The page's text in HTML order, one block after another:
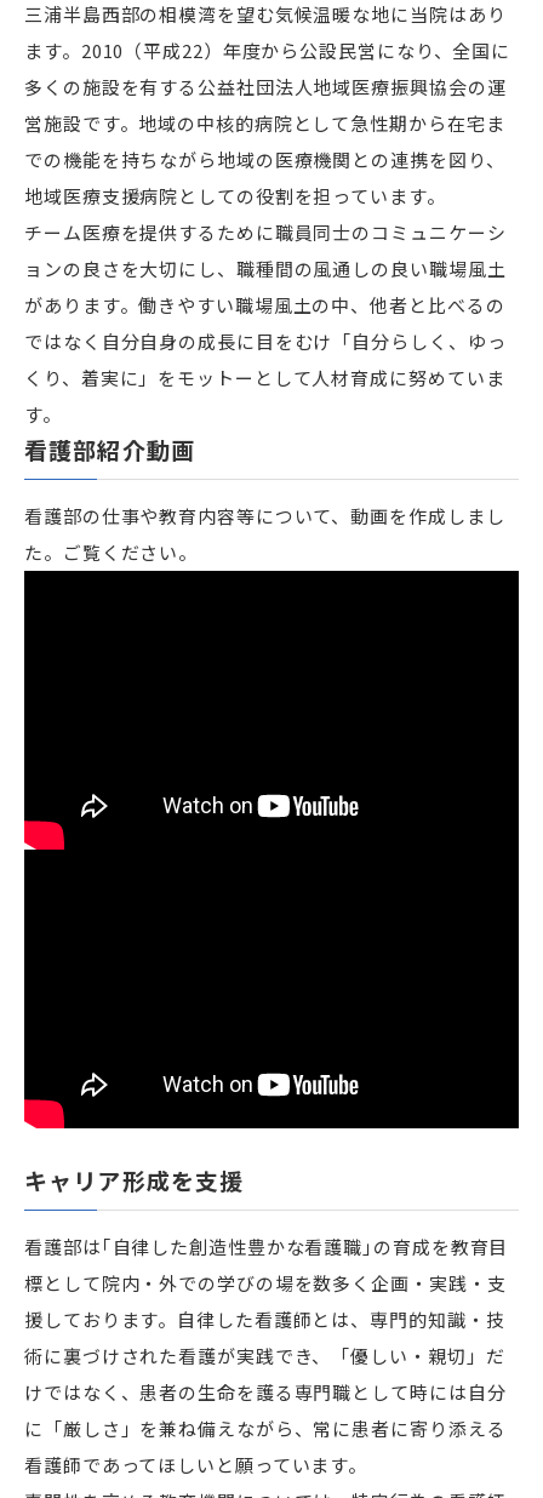
三浦半島西部の相模湾を望む気候温暖な地に当院はあり
ます。2010（平成22）年度から公設民営になり、全国に
多くの施設を有する公益社団法人地域医療振興協会の運
営施設です。地域の中核的病院として急性期から在宅ま
での機能を持ちながら地域の医療機関との連携を図り、
地域医療支援病院としての役割を担っています。
チーム医療を提供するために職員同士のコミュニケーシ
ョンの良さを大切にし、職種間の風通しの良い職場風土
があります。働きやすい職場風土の中、他者と比べるの
ではなく自分自身の成長に目をむけ「自分らしく、ゆっ
くり、着実に」をモットーとして人材育成に努めていま
す。
看護部紹介動画
看護部の仕事や教育内容等について、動画を作成しまし
た。ご覧ください。
キャリア形成を支援
看護部は｢自律した創造性豊かな看護職｣の育成を教育目
標として院内・外での学びの場を数多く企画・実践・支
援しております。自律した看護師とは、専門的知識・技
術に裏づけされた看護が実践でき、「優しい・親切」だ
けではなく、患者の生命を護る専門職として時には自分
に「厳しさ」を兼ね備えながら、常に患者に寄り添える
看護師であってほしいと願っています。